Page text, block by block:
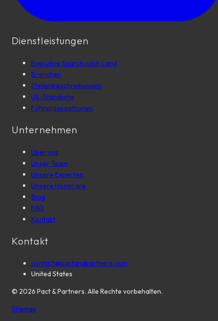
Dienstleistungen
Executive Search nach Land
Branchen
Stellenbeschreibungen
US-Standorte
Führungspositionen
Unternehmen
Über uns
Unser Team
Unsere Experten
Unsere Honorare
Blog
FAQ
Kontakt
Kontakt
contact@pactandpartners.com
United States
© 2026 Pact & Partners. Alle Rechte vorbehalten.
Sitemap